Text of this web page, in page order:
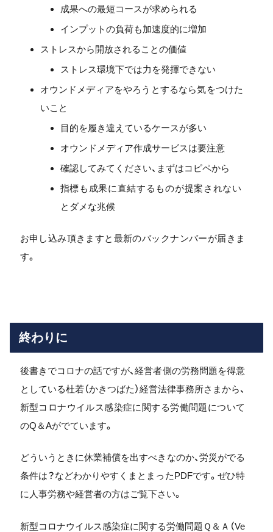
成果への最短コースが求められる
インプットの負荷も加速度的に増加
ストレスから開放されることの価値
ストレス環境下では力を発揮できない
オウンドメディアをやろうとするなら気をつけた
いこと
目的を履き違えているケースが多い
オウンドメディア作成サービスは要注意
確認してみてください、まずはコピペから
指標も成果に直結するものが提案されない
とダメな兆候
お申し込み頂きますと最新のバックナンバーが届きま
す。
終わりに
後書きでコロナの話ですが、経営者側の労務問題を得意
としている杜若（かきつばた）経営法律事務所さまから、
新型コロナウイルス感染症に関する労働問題について
のQ＆Aがでています。
どういうときに休業補償を出すべきなのか、労災がでる
条件は？などわかりやすくまとまったPDFです。ぜひ特
に人事労務や経営者の方はご覧下さい。
新型コロナウイルス感染症に関する労働問題Ｑ＆Ａ（Ve